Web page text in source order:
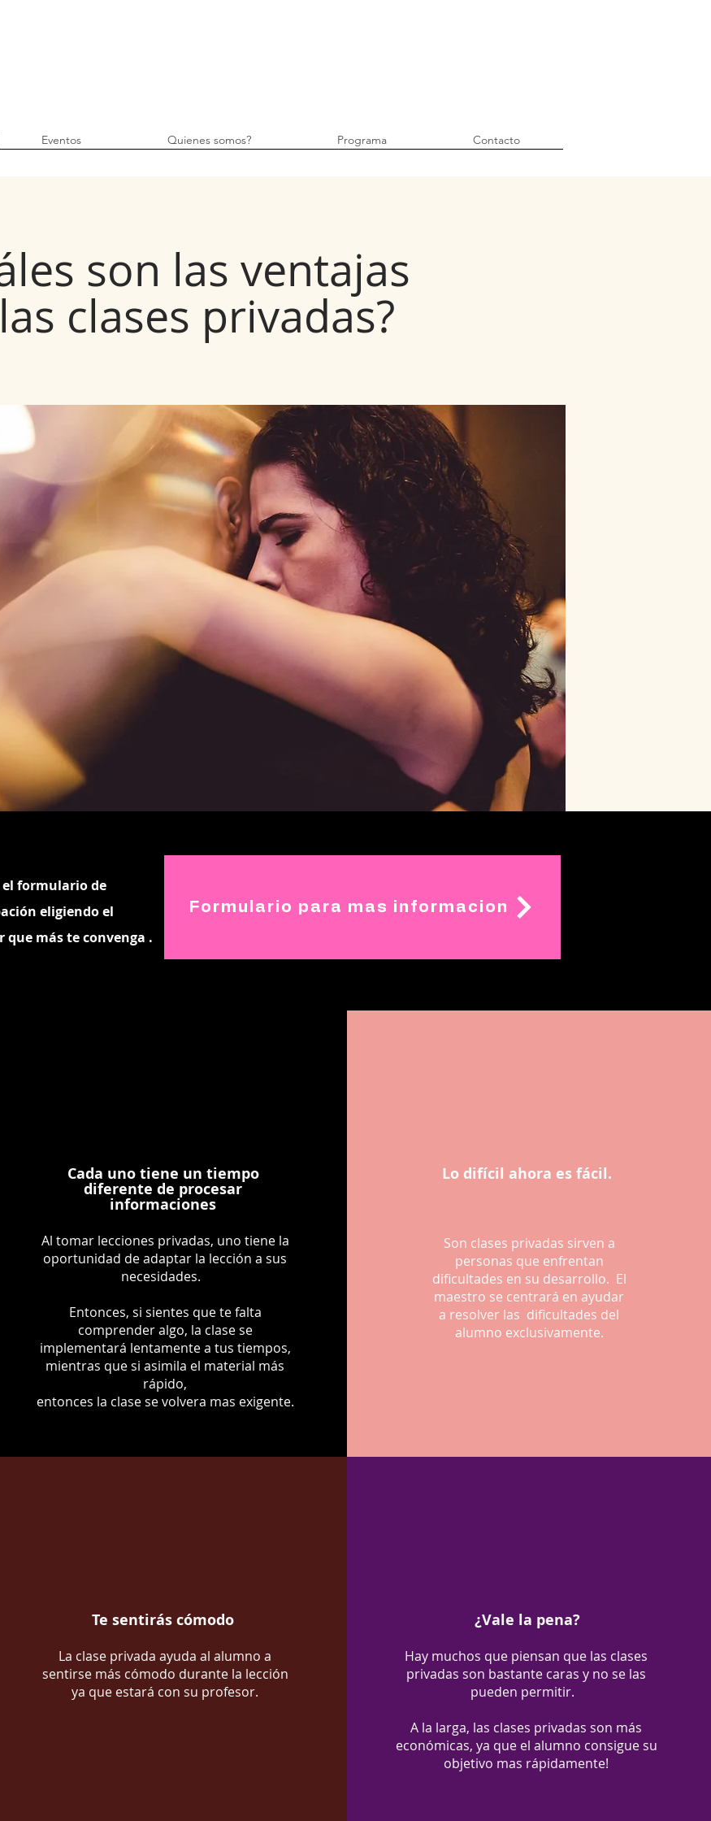
Eventos Quienes somos? Programa Contacto
son las ventajas
clases privadas?
el formulario de
eligiendo el
que más te convenga .
Formulario para mas informacion
Cada uno tiene un tiempo
diferente de procesar
informaciones
Al tomar lecciones privadas, uno tiene la
oportunidad de adaptar la lección a sus
necesidades.
Entonces, si sientes que te falta
comprender algo, la clase se
implementará lentamente a tus tiempos,
mientras que si asimila el material más
rápido,
entonces la clase se volvera mas exigente.
Lo difícil ahora es fácil.
Son clases privadas sirven a
personas que enfrentan
dificultades en su desarrollo. El
maestro se centrará en ayudar
a resolver las dificultades del
alumno exclusivamente.
Te sentirás cómodo
La clase privada ayuda al alumno a
sentirse más cómodo durante la lección
ya que estará con su profesor.
¿Vale la pena?
Hay muchos que piensan que las clases
privadas son bastante caras y no se las
pueden permitir.
A la larga, las clases privadas son más
económicas, ya que el alumno consigue su
objetivo mas rápidamente!